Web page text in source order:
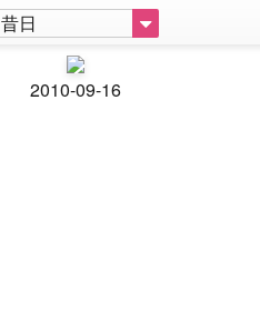
昔日
2010-09-16